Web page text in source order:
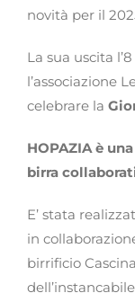
novità per il
La sua uscita
l’associazione
celebrare la
HOPAZIA è
birra
E’ stata
in
birrificio